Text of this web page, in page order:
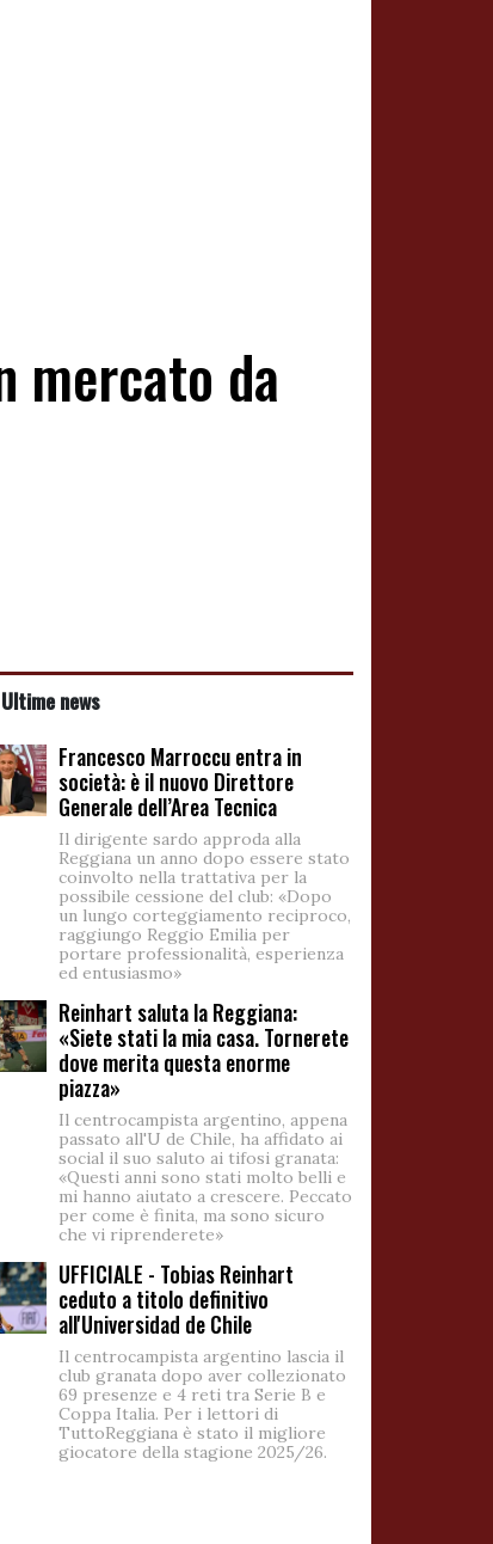
mercato da
news
Francesco Marroccu entra in
società: è il nuovo Direttore
Generale dell’Area Tecnica
Il dirigente sardo approda alla
Reggiana un anno dopo essere stato
coinvolto nella trattativa per la
possibile cessione del club: «Dopo
un lungo corteggiamento reciproco,
raggiungo Reggio Emilia per
portare professionalità, esperienza
ed entusiasmo»
Reinhart saluta la Reggiana:
«Siete stati la mia casa. Tornerete
dove merita questa enorme
piazza»
Il centrocampista argentino, appena
passato all'U de Chile, ha affidato ai
social il suo saluto ai tifosi granata:
«Questi anni sono stati molto belli e
mi hanno aiutato a crescere. Peccato
per come è finita, ma sono sicuro
che vi riprenderete»
UFFICIALE - Tobias Reinhart
ceduto a titolo definitivo
all'Universidad de Chile
Il centrocampista argentino lascia il
club granata dopo aver collezionato
69 presenze e 4 reti tra Serie B e
Coppa Italia. Per i lettori di
TuttoReggiana è stato il migliore
giocatore della stagione 2025/26.